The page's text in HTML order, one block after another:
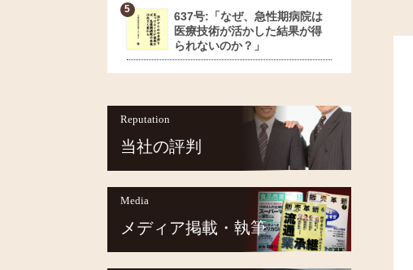
637号:「なぜ、急性期病院は
医療技術が活かした結果が得
られないのか？」
Reputation
当社の評判
Media
メディア掲載・執筆